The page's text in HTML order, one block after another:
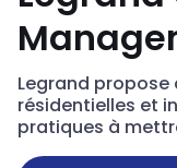
Legrand
résidentielles et
pratiques à